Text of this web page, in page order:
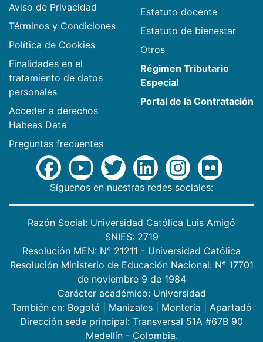
Aviso de Privacidad
Términos y Condiciones
Política de Cookies
Finalidades en el
tratamiento de datos
personales
Acceder a derechos
Habeas Data
Preguntas frecuentes
Estatuto docente
Estatuto de bienestar
Otros
Régimen Tributario
Especial
Portal de la Contratación
Síguenos en nuestras redes sociales:
Razón Social: Universidad Católica Luis Amigó
SNIES: 2719
Resolución MEN: N° 21211 - Universidad Católica
Resolución Ministerio de Educación Nacional: N° 17701
de noviembre 9 de 1984
Carácter académico: Universidad
También en: Bogotá Manizales Montería
Apartadó
Dirección sede principal: Transversal 51A #67B 90
Medellín - Colombia.